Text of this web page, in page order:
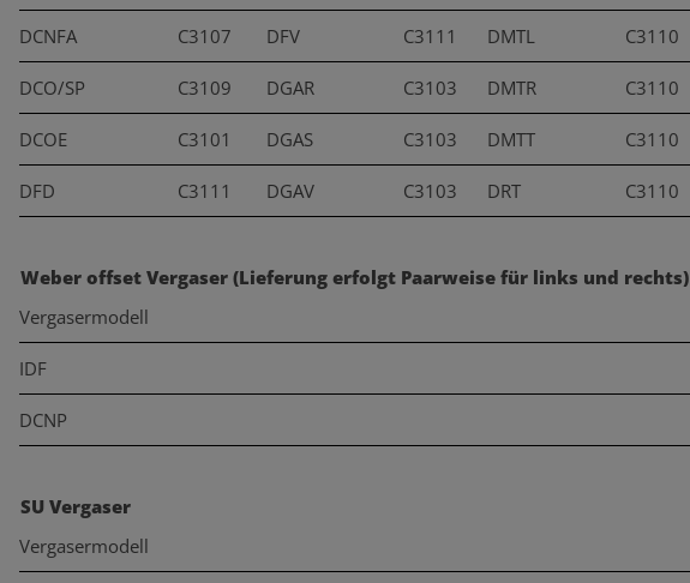
DCNFA C3107 DFV C3111 DMTL C3110
DCO/SP C3109 DGAR C3103 DMTR C3110
DCOE C3101 DGAS C3103 DMTT C3110
DFD C3111 DGAV C3103 DRT C3110
Weber offset Vergaser (Lieferung erfolgt Paarweise für links und rechts)
Vergasermodell
IDF
DCNP
SU Vergaser
Vergasermodell